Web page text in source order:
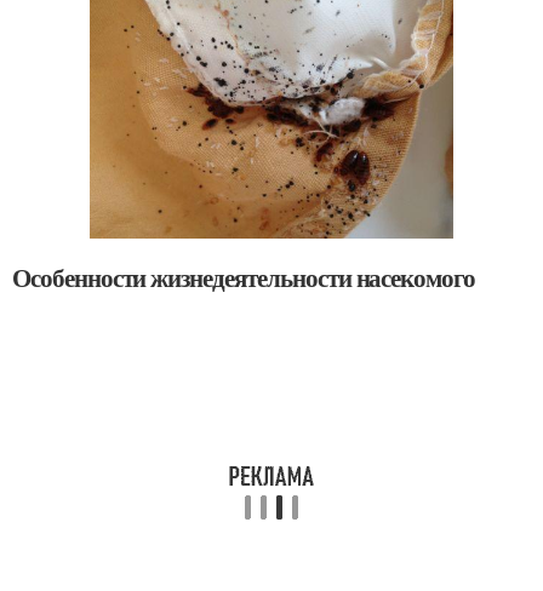
Особенности жизнедеятельности насекомого